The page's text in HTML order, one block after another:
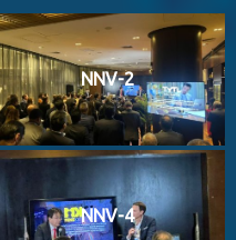
NNV-2
NNV-4